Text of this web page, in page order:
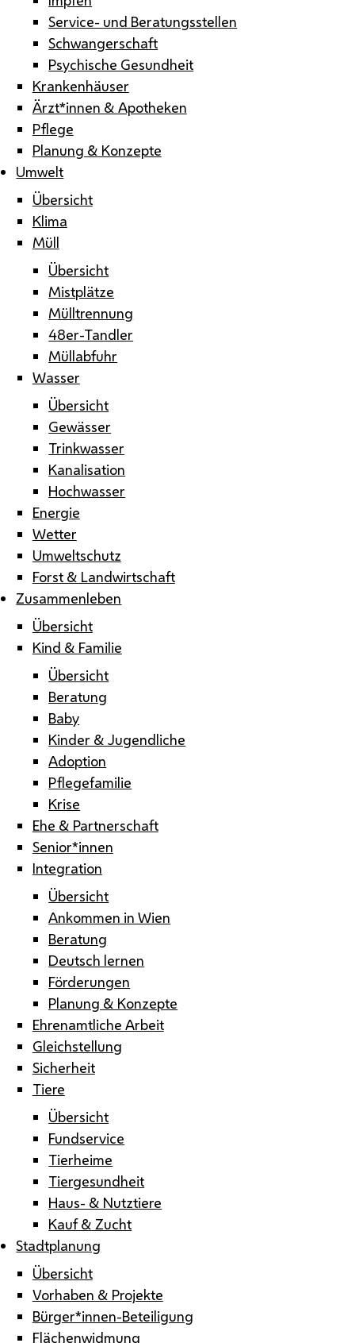
Service- und Beratungsstellen
Schwangerschaft
Psychische Gesundheit
Krankenhäuser
Ärzt*innen & Apotheken
Pflege
Planung & Konzepte
Umwelt
Übersicht
Klima
Müll
Übersicht
Mistplätze
Mülltrennung
48er-Tandler
Müllabfuhr
Wasser
Übersicht
Gewässer
Trinkwasser
Kanalisation
Hochwasser
Energie
Wetter
Umweltschutz
Forst & Landwirtschaft
Zusammenleben
Übersicht
Kind & Familie
Übersicht
Beratung
Baby
Kinder & Jugendliche
Adoption
Pflegefamilie
Krise
Ehe & Partnerschaft
Senior*innen
Integration
Übersicht
Ankommen in Wien
Beratung
Deutsch lernen
Förderungen
Planung & Konzepte
Ehrenamtliche Arbeit
Gleichstellung
Sicherheit
Tiere
Übersicht
Fundservice
Tierheime
Tiergesundheit
Haus- & Nutztiere
Kauf & Zucht
Stadtplanung
Übersicht
Vorhaben & Projekte
Bürger*innen-Beteiligung
Flächenwidmung